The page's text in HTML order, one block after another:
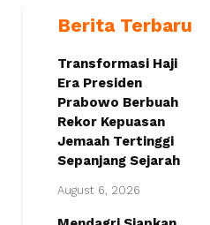
Berita Terbaru
Transformasi Haji
Era Presiden
Prabowo Berbuah
Rekor Kepuasan
Jemaah Tertinggi
Sepanjang Sejarah
August 6, 2026